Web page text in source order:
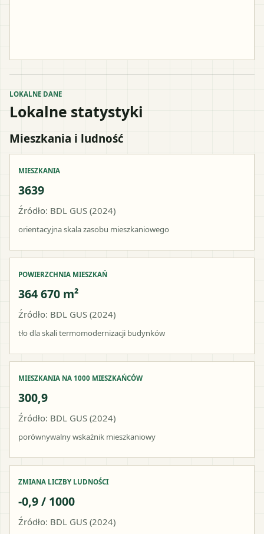
LOKALNE DANE
Lokalne statystyki
Mieszkania i ludność
MIESZKANIA
3639
Źródło: BDL GUS (2024)
orientacyjna skala zasobu mieszkaniowego
POWIERZCHNIA MIESZKAŃ
364 670 m²
Źródło: BDL GUS (2024)
tło dla skali termomodernizacji budynków
MIESZKANIA NA 1000 MIESZKAŃCÓW
300,9
Źródło: BDL GUS (2024)
porównywalny wskaźnik mieszkaniowy
ZMIANA LICZBY LUDNOŚCI
-0,9 / 1000
Źródło: BDL GUS (2024)